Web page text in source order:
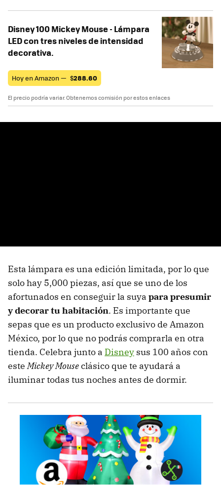
Disney 100 Mickey Mouse - Lámpara
LED con tres niveles de intensidad
decorativa.
Hoy en Amazon — $288.60
El precio podría variar. Obtenemos comisión por estos enlaces
Esta lámpara es una edición limitada, por lo que
solo hay 5,000 piezas, así que se uno de los
afortunados en conseguir la suya para presumir
y decorar tu habitación. Es importante que
sepas que es un producto exclusivo de Amazon
México, por lo que no podrás comprarla en otra
tienda. Celebra junto a Disney sus 100 años con
esteMickey Mouseclásico que te ayudará a
iluminar todas tus noches antes de dormir.